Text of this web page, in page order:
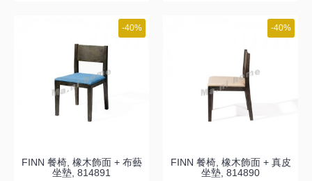
-40%
FINN 餐椅, 橡木飾面 + 布藝
坐墊, 814891
-40%
FINN 餐椅, 橡木飾面 + 真皮
坐墊, 814890